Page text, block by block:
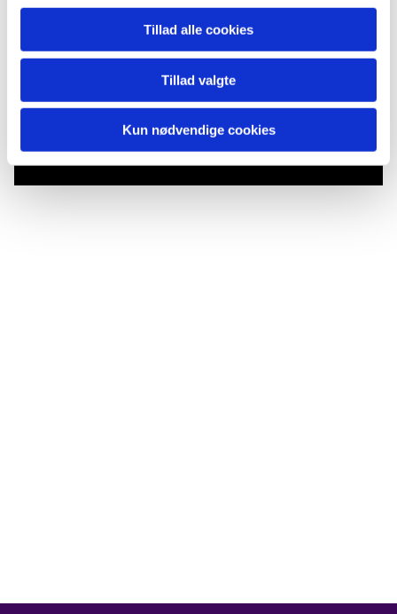
Tillad alle cookies
Tillad valgte
Kun nødvendige cookies
Du vil måske også kunne
lide...